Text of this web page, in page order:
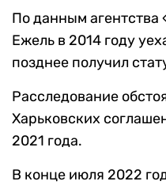
По данным
Ежель в 2014 году
позднее получил
Расследование
Харьковских
2021 года.
В конце июля 2022